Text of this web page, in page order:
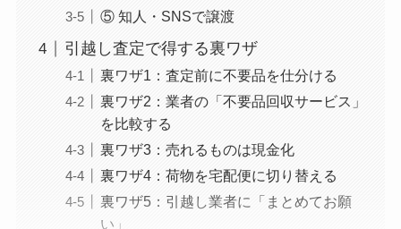
⑤ 知人・SNSで譲渡
引越し査定で得する裏ワザ
裏ワザ1：査定前に不要品を仕分ける
裏ワザ2：業者の「不要品回収サービス」
を比較する
裏ワザ3：売れるものは現金化
裏ワザ4：荷物を宅配便に切り替える
裏ワザ5：引越し業者に「まとめてお願
い」